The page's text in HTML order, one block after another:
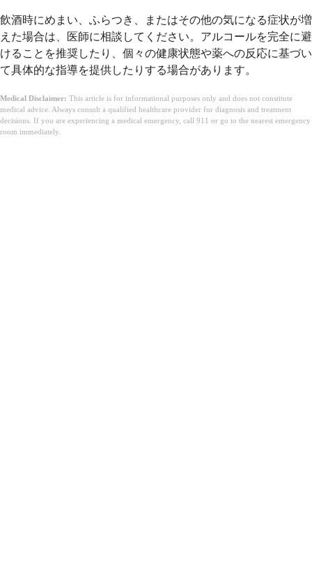
飲酒時にめまい、ふらつき、またはその他の気になる症状が増
えた場合は、医師に相談してください。アルコールを完全に避
けることを推奨したり、個々の健康状態や薬への反応に基づい
て具体的な指導を提供したりする場合があります。
Medical Disclaimer: This article is for informational purposes only and does not constitute
medical advice. Always consult a qualified healthcare provider for diagnosis and treatment
decisions. If you are experiencing a medical emergency, call 911 or go to the nearest emergency
room immediately.